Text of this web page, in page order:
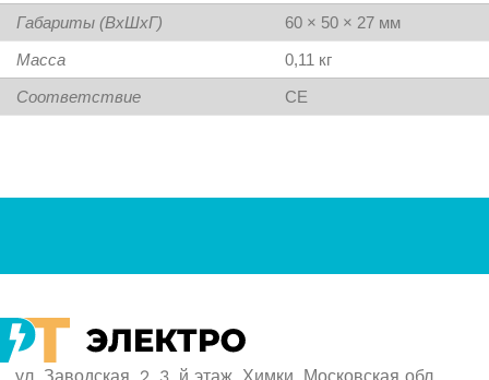
Габариты (ВхШхГ)
60 × 50 × 27 мм
Масса
0,11 кг
Соответствие
CE